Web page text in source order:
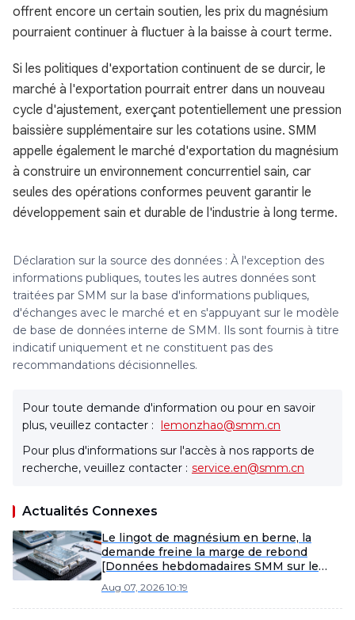
offrent encore un certain soutien, les prix du magnésium
pourraient continuer à fluctuer à la baisse à court terme.
Si les politiques d'exportation continuent de se durcir, le
marché à l'exportation pourrait entrer dans un nouveau
cycle d'ajustement, exerçant potentiellement une pression
baissière supplémentaire sur les cotations usine. SMM
appelle également le marché d'exportation du magnésium
à construire un environnement concurrentiel sain, car
seules des opérations conformes peuvent garantir le
développement sain et durable de l'industrie à long terme.
Déclaration sur la source des données : À l'exception des
informations publiques, toutes les autres données sont
traitées par SMM sur la base d'informations publiques,
d'échanges avec le marché et en s'appuyant sur le modèle
de base de données interne de SMM. Ils sont fournis à titre
indicatif uniquement et ne constituent pas des
recommandations décisionnelles.
Pour toute demande d'information ou pour en savoir
plus, veuillez contacter : lemonzhao@smm.cn
Pour plus d'informations sur l'accès à nos rapports de
recherche, veuillez contacter : service.en@smm.cn
Actualités Connexes
Le lingot de magnésium en berne, la
demande freine la marge de rebond
[Données hebdomadaires SMM sur le
Aug 07, 2026 10:19